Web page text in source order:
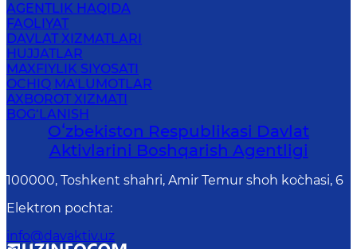
AGENTLIK HAQIDA
FAOLIYAT
DAVLAT XIZMATLARI
HUJJATLAR
MAXFIYLIK SIYOSATI
OCHIQ MA'LUMOTLAR
AXBOROT XIZMATI
BOG‘LANISH
Oʻzbekiston Respublikasi Davlat
Aktivlarini Boshqarish Agentligi
100000, Toshkent shahri, Amir Temur shoh ko`chasi, 6
Elektron pochta:
info@davaktiv.uz